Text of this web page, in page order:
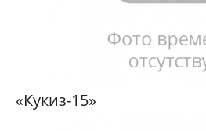
«Кукиз-15»